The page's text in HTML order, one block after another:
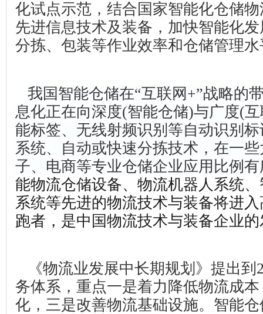
化试点示范，结合国家智能化仓储
先进信息技术及装备，加快智能化
分拣、包装等作业效率和仓储管理
我国智能仓储在“互联网+”战略的
息化正在向深度(智能仓储)与广度(
能标签、无线射频识别等自动识别
系统、自动或快速分拣技术，在一
子、电商等专业仓储企业应用比例
能物流仓储设备、物流机器人系统
系统等先进的物流技术与装备将进
跑者，是中国物流技术与装备企业
《物流业发展中长期规划》提出到
务体系，重点一是着力降低物流成
化，三是改善物流基础设施。智能